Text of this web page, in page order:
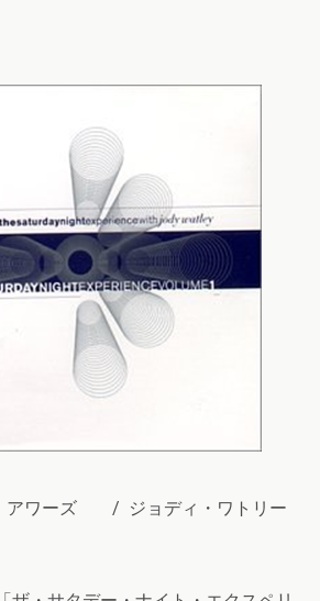
ワーズ / ジョディ・ワトリー